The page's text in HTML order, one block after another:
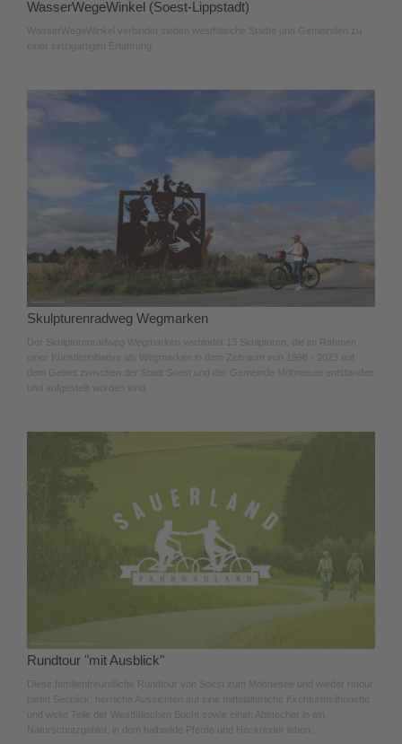
WasserWegeWinkel (Soest-Lippstadt)
WasserWegeWinkel verbindet sieben westfälische Städte und Gemeinden zu
einer einzigartigen Erfahrung.
Skulpturenradweg Wegmarken
Der Skulpturenradweg Wegmarken verbindet 13 Skulpturen, die im Rahmen
einer Künstlerinitiative als Wegmarken in dem Zeitraum von 1998 - 2023 auf
dem Gebiet zwischen der Stadt Soest und der Gemeinde Möhnesee entstanden
und aufgestellt worden sind.
Rundtour "mit Ausblick"
Diese familienfreundliche Rundtour von Soest zum Möhnesee und wieder retour
bietet Seeblick, herrliche Aussichten auf eine mittelalterliche Kirchturmsilhouette
und weite Teile der Westfälischen Bucht sowie einen Abstecher in ein
Naturschutzgebiet, in dem halbwilde Pferde und Heckrinder leben.